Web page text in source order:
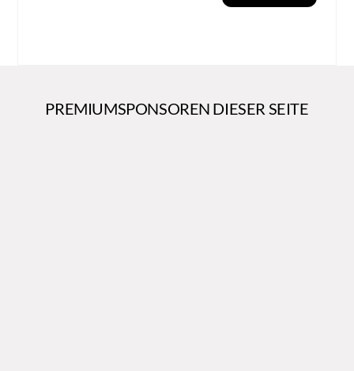
PREMIUMSPONSOREN DIESER SEITE